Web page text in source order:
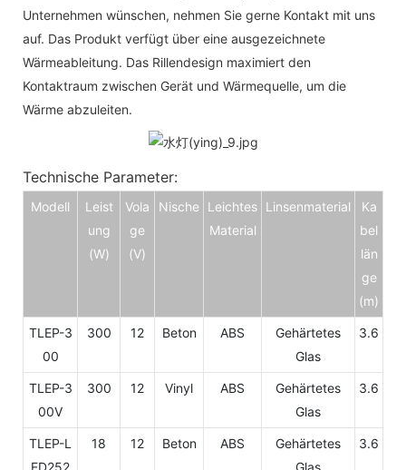
Unternehmen wünschen, nehmen Sie gerne Kontakt mit uns
auf. Das Produkt verfügt über eine ausgezeichnete
Wärmeableitung. Das Rillendesign maximiert den
Kontaktraum zwischen Gerät und Wärmequelle, um die
Wärme abzuleiten.
Technische Parameter:
Modell
Leist
ung
(W)
Vola
ge
(V)
Nische
Leichtes
Material
Linsenmaterial
Ka
bel
län
ge
(m)
TLEP-3
00
300 12 Beton ABS
Gehärtetes
Glas
3.6
TLEP-3
00V
300 12 Vinyl ABS
Gehärtetes
Glas
3.6
TLEP-L
ED252
18 12 Beton ABS
Gehärtetes
Glas
3.6